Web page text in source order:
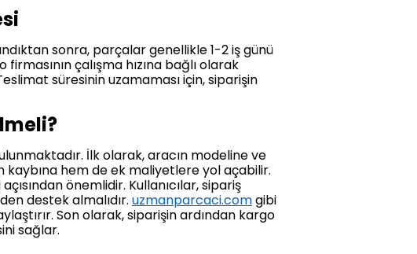
sonra, parçalar genellikle 1-2 iş günü
çalışma hızına bağlı olarak
süresinin uzamaması için, siparişin
İlk olarak, aracın modeline ve
kaybına hem de ek maliyetlere yol açabilir.
önemlidir. Kullanıcılar, sipariş
destek almalıdır. uzmanparcaci.comgibi
Son olarak, siparişin ardından kargo
sağlar.